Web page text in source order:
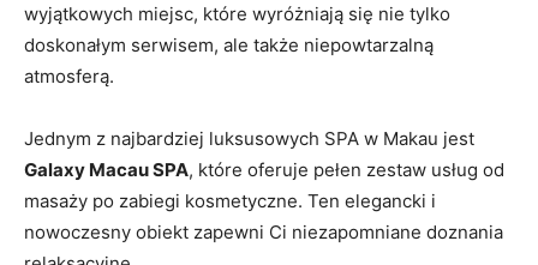
wyjątkowych miejsc, które ‌wyróżniają‍ się nie tylko
doskonałym serwisem, ale także⁢ niepowtarzalną
atmosferą.
Jednym z najbardziej luksusowych SPA w Makau jest ⁣
Galaxy Macau ​SPA, które oferuje pełen⁢ zestaw usług od​
masaży po zabiegi kosmetyczne. Ten elegancki i
nowoczesny obiekt⁢ zapewni Ci niezapomniane doznania